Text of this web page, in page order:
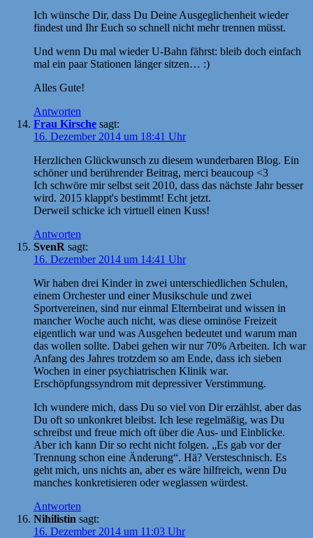
Ich wünsche Dir, dass Du Deine Ausgeglichenheit wieder
findest und Ihr Euch so schnell nicht mehr trennen müsst.
Und wenn Du mal wieder U-Bahn fährst: bleib doch einfach
mal ein paar Stationen länger sitzen… :)
Alles Gute!
Antworten
Frau Kirsche sagt:
16. Dezember 2014 um 18:41 Uhr
Herzlichen Glückwunsch zu diesem wunderbaren Blog. Ein
schöner und berührender Beitrag, merci beaucoup <3
Ich schwöre mir selbst seit 2010, dass das nächste Jahr besser
wird. 2015 klappt's bestimmt! Echt jetzt.
Derweil schicke ich virtuell einen Kuss!
Antworten
SvenR sagt:
16. Dezember 2014 um 14:41 Uhr
Wir haben drei Kinder in zwei unterschiedlichen Schulen,
einem Orchester und einer Musikschule und zwei
Sportvereinen, sind nur einmal Elternbeirat und wissen in
mancher Woche auch nicht, was diese ominöse Freizeit
eigentlich war und was Ausgehen bedeutet und warum man
das wollen sollte. Dabei gehen wir nur 70% Arbeiten. Ich war
Anfang des Jahres trotzdem so am Ende, dass ich sieben
Wochen in einer psychiatrischen Klinik war.
Erschöpfungssyndrom mit depressiver Verstimmung.
Ich wundere mich, dass Du so viel von Dir erzählst, aber das
Du oft so unkonkret bleibst. Ich lese regelmäßig, was Du
schreibst und freue mich oft über die Aus- und Einblicke.
Aber ich kann Dir so recht nicht folgen. „Es gab vor der
Trennung schon eine Änderung“. Hä? Versteschnisch. Es
geht mich, uns nichts an, aber es wäre hilfreich, wenn Du
manches konkretisieren oder weglassen würdest.
Antworten
Nihilistin sagt:
16. Dezember 2014 um 11:03 Uhr